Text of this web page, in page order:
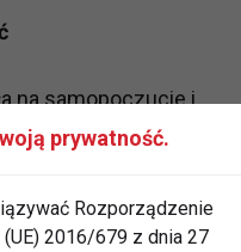
na samopoczucie i
że kobiety śmieją się
się śmiać,
się w swoim
prywatność.
Rozporządzenie
2016/679 z dnia 27